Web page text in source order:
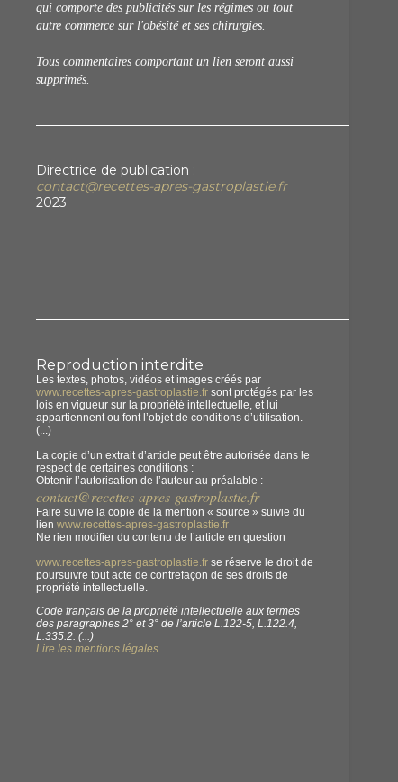
qui comporte des publicités sur les régimes ou tout
autre commerce sur l'obésité et ses chirurgies.
Tous commentaires comportant un lien seront aussi
supprimés.
Directrice de publication :
contact@recettes-apres-gastroplastie.fr
2023
Reproduction interdite
Les textes, photos, vidéos et images créés par
www.recettes-apres-gastroplastie.fr sont protégés par les
lois en vigueur sur la propriété intellectuelle, et lui
appartiennent ou font l’objet de conditions d’utilisation.
(...)
La copie d’un extrait d’article peut être autorisée dans le
respect de certaines conditions :
Obtenir l’autorisation de l’auteur au préalable :
contact@recettes-apres-gastroplastie.fr
Faire suivre la copie de la mention « source » suivie du
lien www.recettes-apres-gastroplastie.fr
Ne rien modifier du contenu de l’article en question
www.recettes-apres-gastroplastie.fr se réserve le droit de
poursuivre tout acte de contrefaçon de ses droits de
propriété intellectuelle.
Code français de la propriété intellectuelle aux termes
des paragraphes 2° et 3° de l’article L.122-5, L.122.4,
L.335.2. (...)
Lire les mentions légales